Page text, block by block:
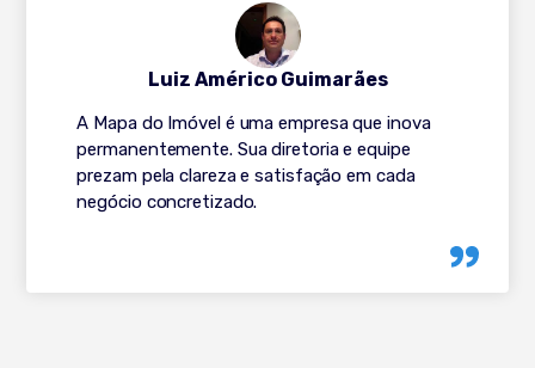
A Mapa do Imóvel é uma empresa que inova
permanentemente. Sua diretoria e equipe
prezam pela clareza e satisfação em cada
negócio concretizado.
Luiz Américo Guimarães